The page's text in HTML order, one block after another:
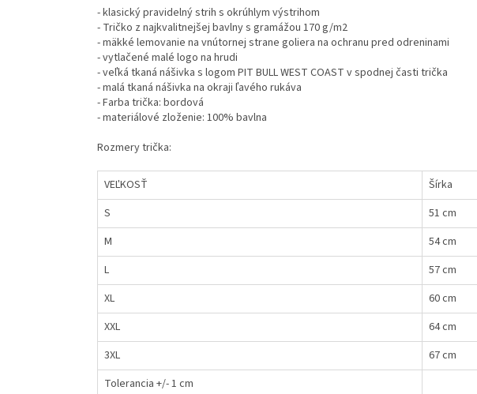
- klasický pravidelný strih s okrúhlym výstrihom
- Tričko z najkvalitnejšej bavlny s gramážou 170 g/m2
- mäkké lemovanie na vnútornej strane goliera na ochranu pred odreninami
- vytlačené malé logo na hrudi
- veľká tkaná nášivka s logom PIT BULL WEST COAST v spodnej časti trička
- malá tkaná nášivka na okraji ľavého rukáva
- Farba trička: bordová
- materiálové zloženie: 100% bavlna
Rozmery trička:
VEĽKOSŤ Šírka
S
51 cm
M
54 cm
L
57 cm
XL
60 cm
XXL
64 cm
3XL
67 cm
Tolerancia +/- 1 cm